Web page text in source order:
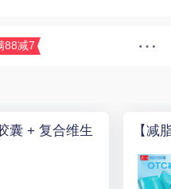
88减7
囊 + 复合维生
【减